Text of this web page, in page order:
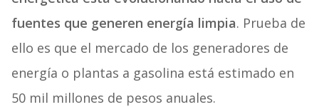
fuentes que generen energía limpia. Prueba de
ello es que el mercado de los generadores de
energía o plantas a gasolina está estimado en
50 mil millones de pesos anuales.